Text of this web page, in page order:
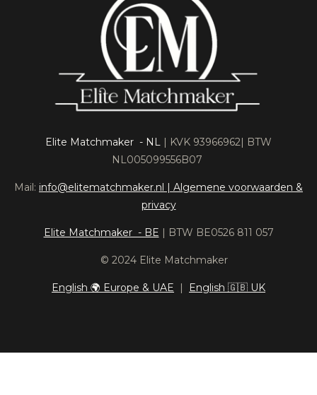
Elite Matchmaker - NL | KVK 93966962| BTW
NL005099556B07
Mail: info@elitematchmaker.nl | Algemene voorwaarden &
privacy
Elite Matchmaker - BE | BTW BE0526 811 057
© 2024 Elite Matchmaker
English 🌍 Europe & UAE | English 🇬🇧 UK